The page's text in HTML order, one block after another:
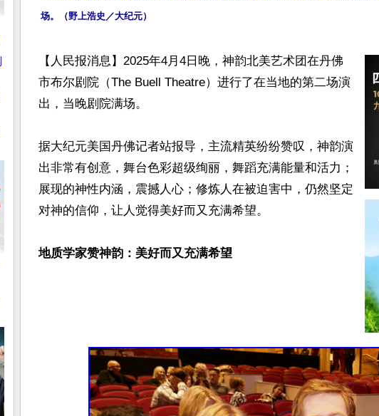
场。（野上浩史／大纪元）
【人民报消息】2025年4月4日晚，神韵北美艺术团在丹佛
市布尔剧院（The Buell Theatre）进行了在当地的第二场演
出，当晚剧院满场。
据大纪元美国丹佛记者站报导，主流精英纷纷赞叹，神韵演
出非常有创意，舞台色彩超级绚丽，舞蹈充满能量和活力；
展现的神性内涵，震撼人心；修炼人在被迫害中，仍然坚定
对神的信仰，让人觉得美好而又充满希望。
地质学家赞神韵：美好而又充满希望